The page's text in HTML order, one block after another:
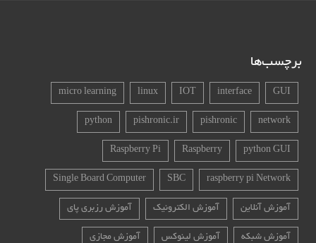
برچسب‌ها
GUI
interface
IOT
linux
micro learning
network
pishronic
pishronic.ir
python
python GUI
Raspberry
Raspberry Pi
raspberry pi Network
SBC
Single Board Computer
آموزش آنلاین آموزش الکترونیک آموزش رزبری پای
آموزش شبکه آموزش لینوکس آموزش مجازی